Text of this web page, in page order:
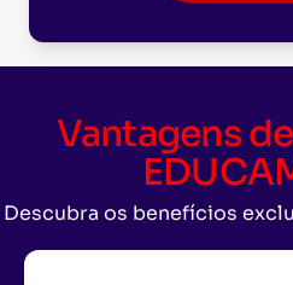
Vantagens
Descubra os benefícios